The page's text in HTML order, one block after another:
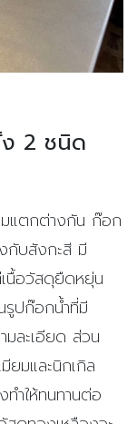
2 ชนิด
แตกต่างกัน ก๊อก
กับสังกะสี มี
นื้อวัสดุยืดหยุ่น
ปก๊อกน้ำที่มี
มละเอียด ส่วน
ยมและนิกเกิล
ทำให้ทนทานต่อ